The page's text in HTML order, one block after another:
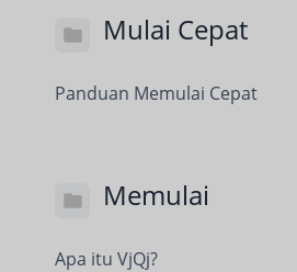
Mulai Cepat
Panduan Memulai Cepat
Memulai
Apa itu VjQj?